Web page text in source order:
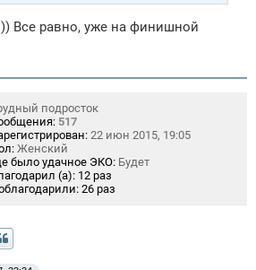
Все равно, уже на финишной
подросток
517
22 июн 2015, 19:05
Женский
было удачное ЭКО: Будет
(а): 12 раз
26 раз